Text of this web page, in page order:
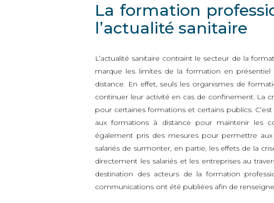
La formation
l’actualité sanitaire
L’actualité sanitaire contraint le secteur de la
marque les limites de la formation en présentiel
distance. En effet, seuls les organismes de
continuer leur activité en cas de confinement. La
pour certaines formations et certains publics.
aux formations à distance pour maintenir les
également pris des mesures pour permettre
salariés de surmonter, en partie, les effets de la
directement les salariés et les entreprises au
destination des acteurs de la formation
communications ont été publiées afin de